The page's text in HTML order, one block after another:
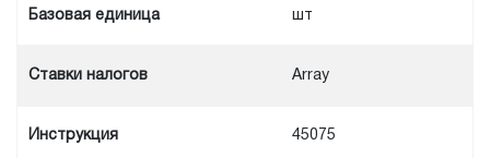
Базовая единица шт
Ставки налогов Array
Инструкция 45075